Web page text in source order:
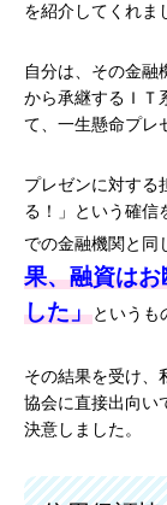
を紹介してくれま
自分は、その金融
から承継するＩＴ
て、一生懸命プレ
プレゼンに対する
る！」という確信
での金融機関と同
果、融資は
した」というも
その結果を受け、
協会に直接出向い
決意しました。